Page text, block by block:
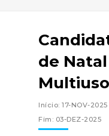
de
Início: 17-NOV-2025
Fim: 03-DEZ-2025